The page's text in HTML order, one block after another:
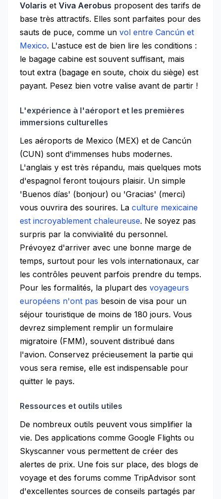
Volaris et Viva Aerobus proposent des tarifs de
base très attractifs. Elles sont parfaites pour des
sauts de puce, comme un vol entre Cancún et
Mexico. L'astuce est de bien lire les conditions :
le bagage cabine est souvent suffisant, mais
tout extra (bagage en soute, choix du siège) est
payant. Pesez bien votre valise avant de partir !
L'expérience à l'aéroport et les premières
immersions culturelles
Les aéroports de Mexico (MEX) et de Cancún
(CUN) sont d'immenses hubs modernes.
L'anglais y est très répandu, mais quelques mots
d'espagnol feront toujours plaisir. Un simple
'Buenos días' (bonjour) ou 'Gracias' (merci)
vous ouvrira des sourires. La culture mexicaine
est incroyablement chaleureuse. Ne soyez pas
surpris par la convivialité du personnel.
Prévoyez d'arriver avec une bonne marge de
temps, surtout pour les vols internationaux, car
les contrôles peuvent parfois prendre du temps.
Pour les formalités, la plupart des voyageurs
européens n'ont pas besoin de visa pour un
séjour touristique de moins de 180 jours. Vous
devrez simplement remplir un formulaire
migratoire (FMM), souvent distribué dans
l'avion. Conservez précieusement la partie qui
vous sera remise, elle est indispensable pour
quitter le pays.
Ressources et outils utiles
De nombreux outils peuvent vous simplifier la
vie. Des applications comme Google Flights ou
Skyscanner vous permettent de créer des
alertes de prix. Une fois sur place, des blogs de
voyage et des forums comme TripAdvisor sont
d'excellentes sources de conseils partagés par